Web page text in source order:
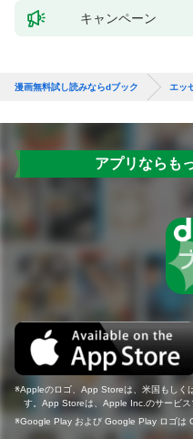
キャンペーン
漫画無料試し読みならdブック エッ
アプリならも
Appleのロゴ、App Storeは、米国もしく
す。App Storeは、Apple Inc.のサービス
Google Play および Google Play ロゴは